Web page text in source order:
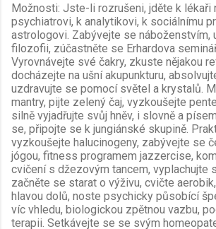
Možnosti: Jste-li rozrušeni, jděte k lékaři
psychiatrovi, k analytikovi, k sociálnímu
astrologovi. Zabývejte se náboženstvím,
filozofii, zúčastněte se Erhardova
Vyrovnávejte své čakry, zkuste nějakou
docházejte na ušní akupunkturu,
uzdravujte se pomocí světel a krystalů.
mantry, pijte zelený čaj, vyzkoušejte
silně vyjadřujte svůj hněv, i slovně a
se, připojte se k jungiánské skupině.
vyzkoušejte halucinogeny, zabývejte se
jógou, fitness programem jazzercise,
cvičení s džezovým tancem, vyplachujte
začněte se starat o výživu, cvičte
hlavou dolů, noste psychicky působící
víc vhledu, biologickou zpětnou vazbu,
terapii. Setkávejte se se svým